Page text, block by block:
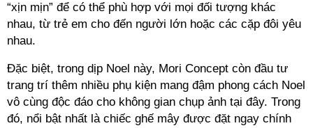
“xịn mịn” để có thể phù hợp với mọi đối tượng khác
nhau, từ trẻ em cho đến người lớn hoặc các cặp đôi yêu
nhau.
Đặc biệt, trong dịp Noel này, Mori Concept còn đầu tư
trang trí thêm nhiều phụ kiện mang đậm phong cách Noel
vô cùng độc đáo cho không gian chụp ảnh tại đây. Trong
đó, nổi bật nhất là chiếc ghế mây được đặt ngay chính